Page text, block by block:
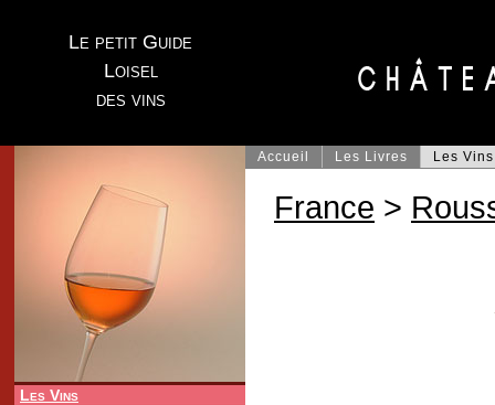
Le petit Guide
Loisel
des vins
Les Vins
Accueil Les Livres Les Vins
France >